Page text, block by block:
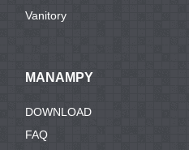
Vanitory
MANAMPY
DOWNLOAD
FAQ